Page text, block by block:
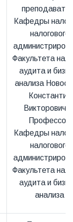
Кафедры
налогового
Факультета
аудита и
анализа
Константин
Викторович
Профессор
Кафедры
налогового
Факультета
аудита и
анализа